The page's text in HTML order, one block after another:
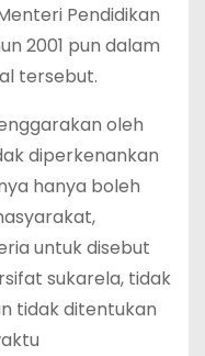
Pendidikan
2001 pun dalam
tersebut.
oleh
diperkenankan
hanya boleh
untuk disebut
sukarela, tidak
tidak ditentukan